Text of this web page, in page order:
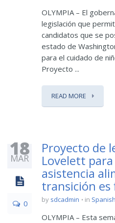
OLYMPIA – El
legislación que
candidatos que se
estado de
para el cuidado de
Proyecto ...
READ MORE
18
MAR
0
Proyecto de
Lovelett
asistencia
transición
by sdcadmin in Spanish
OLYMPIA – Esta